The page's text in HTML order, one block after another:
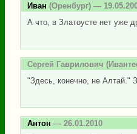
Иван (Оренбург) —
А что, в Златоусте нет уже
Сергей Гаврилович
"Здесь, конечно, не Алтай."
Антон — 26.01.2010